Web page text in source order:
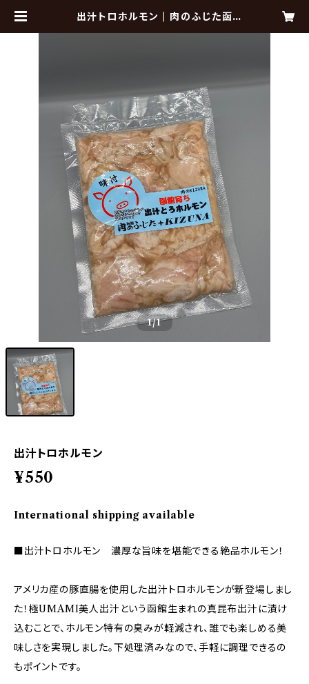
出汁トロホルモン | 肉のふじた函
1/1
出汁トロホルモン
¥550
International shipping available
■出汁トロホルモン 濃厚な旨味を堪能できる絶品ホルモン！
アメリカ産の豚直腸を使用した出汁トロホルモンが新登場しまし
た！極UMAMI美人出汁という函館生まれの真昆布出汁に漬け
込むことで、ホルモン特有の臭みが軽減され、誰でも楽しめる美
味しさを実現しました。下処理済みなので、手軽に調理できるの
もポイントです。